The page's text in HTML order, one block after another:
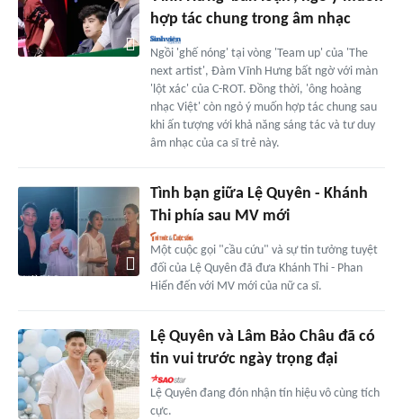
hợp tác chung trong âm nhạc
Ngồi 'ghế nóng' tại vòng 'Team up' của 'The
next artist', Đàm Vĩnh Hưng bất ngờ với màn
'lột xác' của C-ROT. Đồng thời, 'ông hoàng
nhạc Việt' còn ngỏ ý muốn hợp tác chung sau
khi ấn tượng với khả năng sáng tác và tư duy
âm nhạc của ca sĩ trẻ này.
Tình bạn giữa Lệ Quyên - Khánh
Thi phía sau MV mới
Một cuộc gọi "cầu cứu" và sự tin tưởng tuyệt
đối của Lệ Quyên đã đưa Khánh Thi - Phan
Hiển đến với MV mới của nữ ca sĩ.
Lệ Quyên và Lâm Bảo Châu đã có
tin vui trước ngày trọng đại
Lệ Quyên đang đón nhận tín hiệu vô cùng tích
cực.